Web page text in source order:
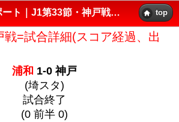
(埼スタ)
試合終了
(1 後半 0)
リン
試合レポート｜J1第33節・神戸戦=試合詳細(スコア経過、出場選手など)｜レッズプレス!! top
戦=試合詳細(スコア経過、出
浦和 1-0 神戸
(埼スタ)
試合終了
(0 前半 0)